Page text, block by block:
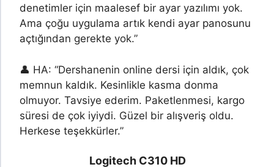
denetimler için maalesef bir ayar yazılımı yok.
Ama çoğu uygulama artık kendi ayar panosunu
açtığından gerekte yok.”
👤 HA: “Dershanenin online dersi için aldık, çok
memnun kaldık. Kesinlikle kasma donma
olmuyor. Tavsiye ederim. Paketlenmesi, kargo
süresi de çok iyiydi. Güzel bir alışveriş oldu.
Herkese teşekkürler.”
Logitech C310 HD